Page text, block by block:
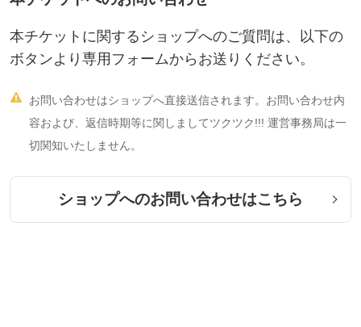
本チケットに関するショップへのご質問は、以下の
ボタンより専用フォームからお送りください。

お問い合わせはショップへ直接送信されます。お問い合わせ内
容および、返信時期等に関しましてツクツク!!! 運営事務局は一
切関知いたしません。
ショップへのお問い合わせはこちら